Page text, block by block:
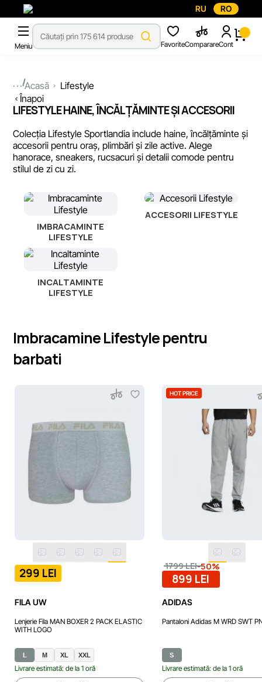
RU RO
Meniu FavoriteComparareCont
...Acasă
Lifestyle
Înapoi
LIFESTYLE HAINE, ÎNCĂLȚĂMINTE ȘI ACCESORII
Colecția Lifestyle Sportlandia include haine, încălțăminte și
accesorii pentru oraș, plimbări și zile active. Alege
hanorace, sneakers, rucsacuri și detalii comode pentru
stilul de zi cu zi.
IMBRACAMINTE
LIFESTYLE
ACCESORII LIFESTYLE
INCALTAMINTE
LIFESTYLE
Imbracamine Lifestyle pentru
barbati
299 LEI
FILA UW
Lenjerie Fila MAN BOXER 2 PACK ELASTIC
WITH LOGO
L M XL XXL
Livrare estimată: de la 1 oră
HOT PRICE
1799 LEI-50%
899 LEI
ADIDAS
Pantaloni Adidas M WRD SWT
S
Livrare estimată: de la 1 oră